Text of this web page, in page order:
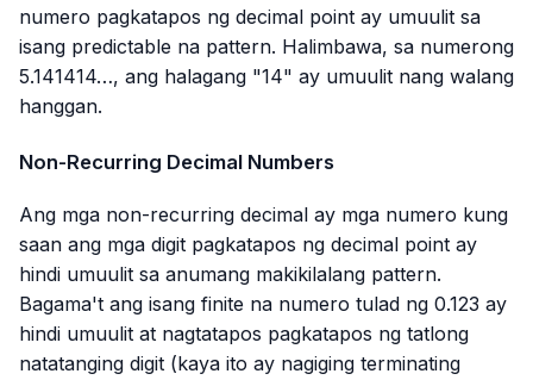
numero pagkatapos ng decimal point ay umuulit sa
isang predictable na pattern. Halimbawa, sa numerong
5.141414…, ang halagang "14" ay umuulit nang walang
hanggan.
Non-Recurring Decimal Numbers
Ang mga non-recurring decimal ay mga numero kung
saan ang mga digit pagkatapos ng decimal point ay
hindi umuulit sa anumang makikilalang pattern.
Bagama't ang isang finite na numero tulad ng 0.123 ay
hindi umuulit at nagtatapos pagkatapos ng tatlong
natatanging digit (kaya ito ay nagiging terminating